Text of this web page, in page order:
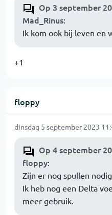
Op 3 september
Mad_Rinus:
Ik kom ook bij leven en
+1
floppy
dinsdag 5 september 2023
Op 4 september
floppy:
Zijn er nog spullen
Ik heb nog een Delta
meer gebruik.